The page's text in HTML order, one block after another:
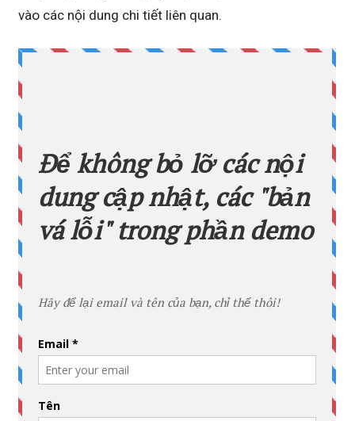
vào các nội dung chi tiết liên quan.